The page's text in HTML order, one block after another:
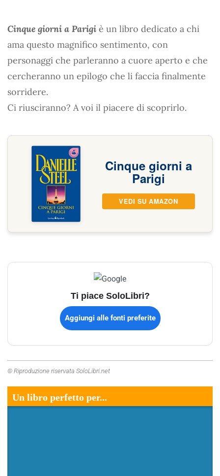
Cinque giorni a Parigi è un libro dedicato a chi
ama questo magnifico sentimento, con
personaggi che parleranno a cuore aperto e che
cercheranno un epilogo che li faccia finalmente
sorridere.
Ci riusciranno? A voi il piacere di scoprirlo.
Cinque giorni a
Parigi
VEDI SU AMAZON
Ti piace SoloLibri?
Aggiungi alle fonti preferite
© Riproduzione riservata SoloLibri.net
Un libro perfetto per...